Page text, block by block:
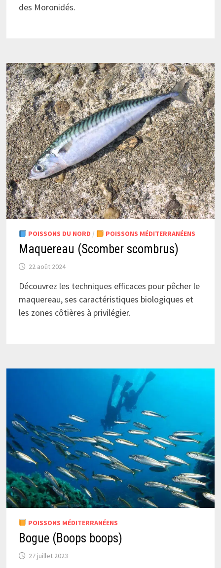
des Moronidés.
POISSONS DU NORD / POISSONS MÉDITERRANÉENS
Maquereau (Scomber scombrus)
22 août 2024
Découvrez les techniques efficaces pour pêcher le
maquereau, ses caractéristiques biologiques et
les zones côtières à privilégier.
POISSONS MÉDITERRANÉENS
Bogue (Boops boops)
27 juillet 2023